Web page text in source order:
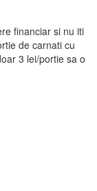
financiar si nu iti
de carnati cu
3 lei/portie sa o